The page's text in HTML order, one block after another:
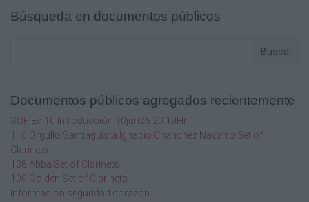
Conductividad térmica
PVC
0.17
Maderas
Búsqueda en documentos públicos
Buscar
Documentos públicos agregados recientemente
SQF Ed 10 Introducción 10jun26 20.19Hr
116 Orgullo Santiaguista Ignacio Chanchez Navarro Set of
Clarinets
108 Abba Set of Clarinets
109 Golden Set of Clarinets
Información seguridad corazón